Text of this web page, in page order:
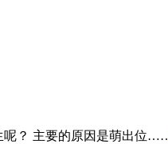
呢？ 主要的原因是萌出位